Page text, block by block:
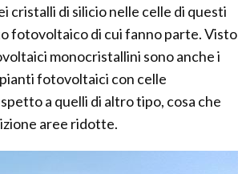
cristalli di silicio nelle celle di questi
fotovoltaico di cui fanno parte. Visto
monocristallini sono anche i
fotovoltaici con celle
a quelli di altro tipo, cosa che
aree ridotte.